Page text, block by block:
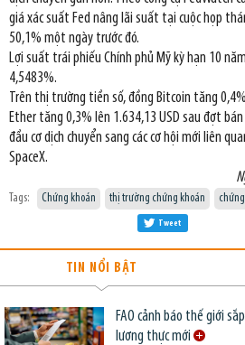
giá xác suất Fed nâng lãi suất tại cuộc họp
50,1% một ngày trước đó.
Lợi suất trái phiếu Chính phủ Mỹ kỳ hạn 10
4,5483%.
Trên thị trường tiền số, đồng Bitcoin tăng
Ether tăng 0,3% lên 1.634,13 USD sau đợt
đầu cơ dịch chuyển sang các cơ hội mới liên
SpaceX.
Tags: Chứng khoán thị trường chứng khoán
Tweet
TIN NỔI BẬT
FAO cảnh báo thế giới
lương thực mới